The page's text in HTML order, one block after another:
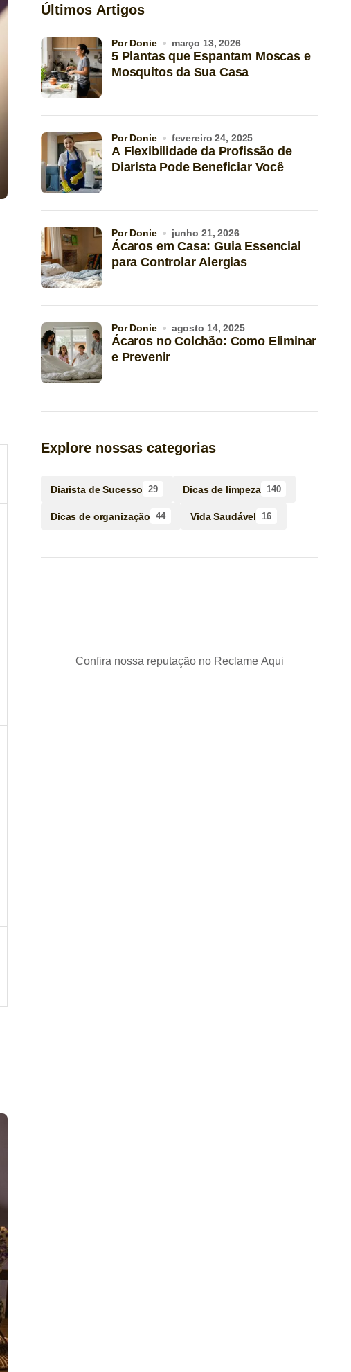
Últimos Artigos
5 Plantas que Espantam Moscas e
Mosquitos da Sua Casa
por Donie março 13, 2026
A Flexibilidade da Profissão de
Diarista Pode Beneficiar Você
por Donie fevereiro 24, 2025
Ácaros em Casa: Guia Essencial
para Controlar Alergias
por Donie junho 21, 2026
Ácaros no Colchão: Como Eliminar
e Prevenir
por Donie agosto 14, 2025
Explore nossas categorias
Diarista de Sucesso 29 Dicas de limpeza 140
Dicas de organização 44 Vida Saudável 16
Confira nossa reputação no Reclame Aqui